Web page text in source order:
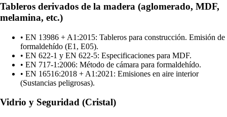
Tableros derivados de la madera (aglomerado, MDF,
melamina, etc.)
• EN 13986 + A1:2015: Tableros para construcción. Emisión de
formaldehído (E1, E05).
• EN 622-1 y EN 622-5: Especificaciones para MDF.
• EN 717-1:2006: Método de cámara para formaldehído.
• EN 16516:2018 + A1:2021: Emisiones en aire interior
(Sustancias peligrosas).
Vidrio y Seguridad (Cristal)